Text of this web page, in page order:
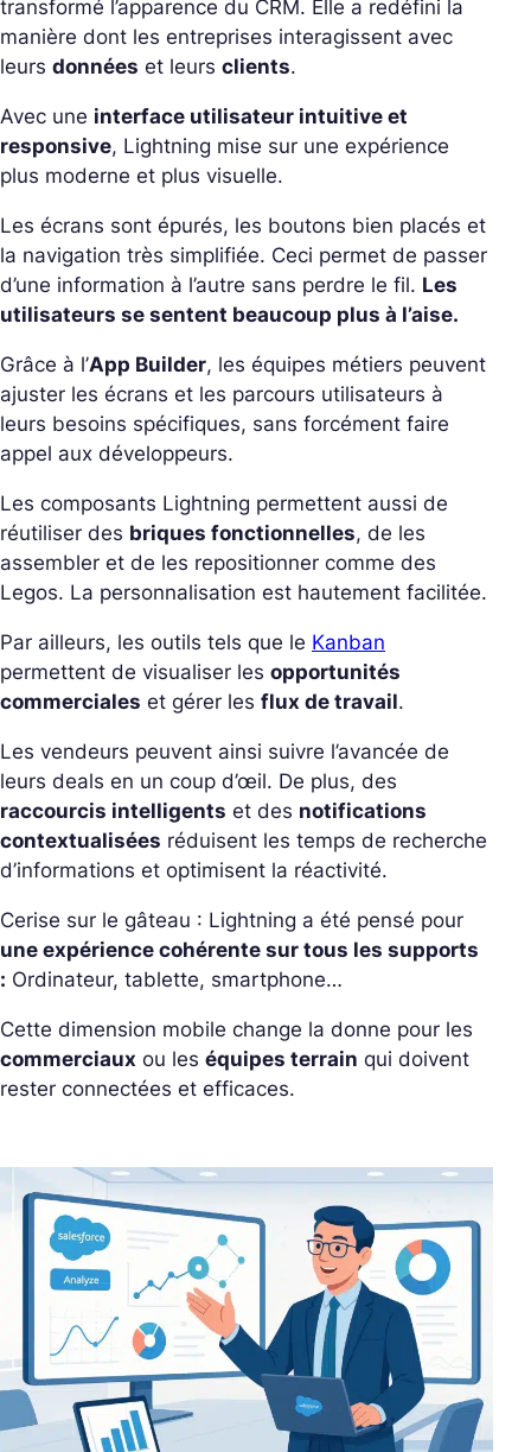
transformé l’apparence du CRM. Elle a redéfini la
manière dont les entreprises interagissent avec
leurs données et leurs clients.
Avec une interface utilisateur intuitive et
responsive, Lightning mise sur une expérience
plus moderne et plus visuelle.
Les écrans sont épurés, les boutons bien placés et
la navigation très simplifiée. Ceci permet de passer
d’une information à l’autre sans perdre le fil. Les
utilisateurs se sentent beaucoup plus à l’aise.
Grâce à l’App Builder, les équipes métiers peuvent
ajuster les écrans et les parcours utilisateurs à
leurs besoins spécifiques, sans forcément faire
appel aux développeurs.
Les composants Lightning permettent aussi de
réutiliser des briques fonctionnelles, de les
assembler et de les repositionner comme des
Legos. La personnalisation est hautement facilitée.
Par ailleurs, les outils tels que le Kanban
permettent de visualiser les opportunités
commerciales et gérer les flux de travail.
Les vendeurs peuvent ainsi suivre l’avancée de
leurs deals en un coup d’œil. De plus, des
raccourcis intelligents et des notifications
contextualisées réduisent les temps de recherche
d’informations et optimisent la réactivité.
Cerise sur le gâteau : Lightning a été pensé pour
une expérience cohérente sur tous les supports
: Ordinateur, tablette, smartphone…
Cette dimension mobile change la donne pour les
commerciaux ou les équipes terrain qui doivent
rester connectées et efficaces.